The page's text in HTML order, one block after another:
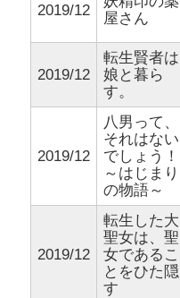
2019/12
屋さん
2019/12
転生賢者は
娘と暮ら
す。
2019/12
八男って、
それはない
でしょう！
～はじまり
の物語～
2019/12
転生した大
聖女は、聖
女であるこ
とをひた隠
す